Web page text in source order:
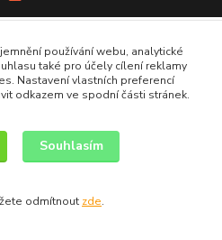
používání webu, analytické
také pro účely cílení reklamy
Nastavení vlastních preferencí
odkazem ve spodní části stránek.
Souhlasím
odmítnout zde.